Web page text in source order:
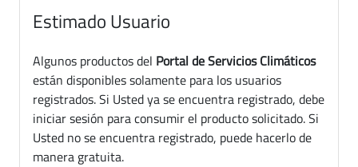
Estimado Usuario
Algunos productos del Portal de Servicios Climáticos
están disponibles solamente para los usuarios
registrados. Si Usted ya se encuentra registrado, debe
iniciar sesión para consumir el producto solicitado. Si
Usted no se encuentra registrado, puede hacerlo de
manera gratuita.